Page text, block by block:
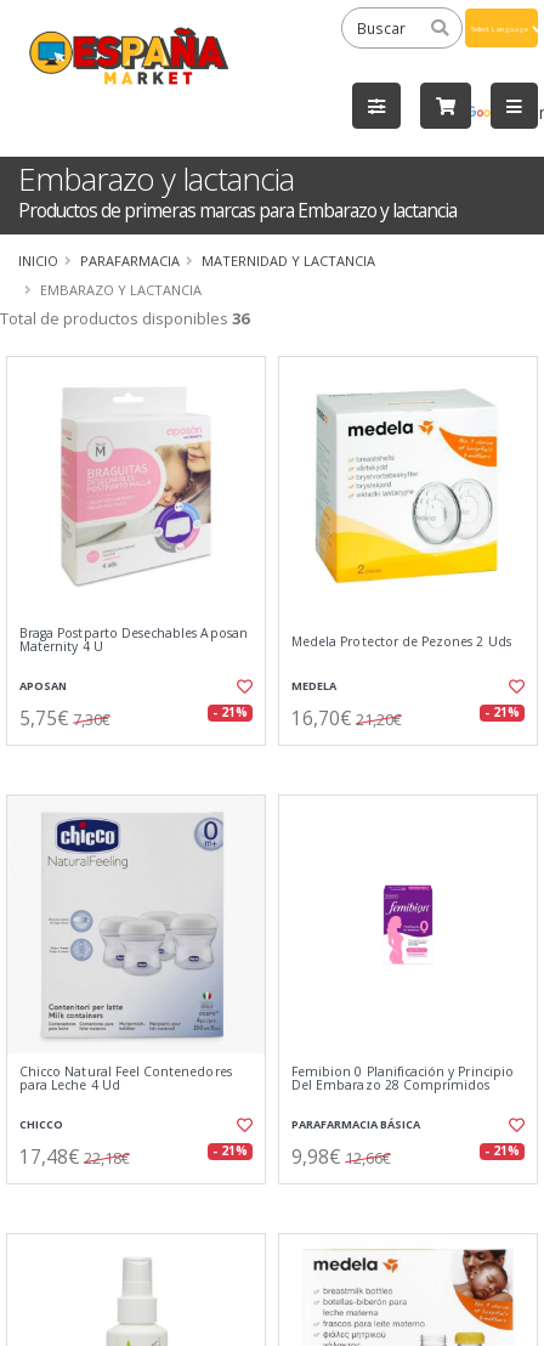
by
Embarazo y lactancia
Productos de primeras marcas para Embarazo y lactancia
INICIO PARAFARMACIA
MATERNIDAD Y LACTANCIA
EMBARAZO Y LACTANCIA
Total de productos disponibles 36
Braga Postparto Desechables Aposan
Maternity 4 U
APOSAN
5,75€ 7,30€ - 21%
Medela Protector de Pezones 2 Uds
MEDELA
16,70€ 21,20€ - 21%
Chicco Natural Feel Contenedores
para Leche 4 Ud
CHICCO
17,48€ 22,18€ - 21%
Femibion 0 Planificación y Principio
Del Embarazo 28 Comprimidos
PARAFARMACIA BÁSICA
9,98€ 12,66€ - 21%